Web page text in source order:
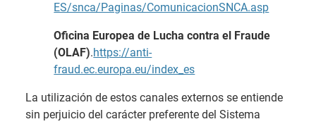
ES/snca/Paginas/ComunicacionSNCA.asp
Oficina Europea de Lucha contra el Fraude
(OLAF).https://anti-
fraud.ec.europa.eu/index_es
La utilización de estos canales externos se entiende
sin perjuicio del carácter preferente del Sistema